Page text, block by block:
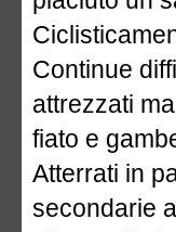
Continue
attrezzati
fiato e
Atterrati in
secondarie